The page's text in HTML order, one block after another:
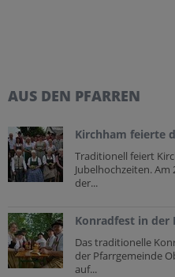
AUS DEN PFARREN
Kirchham feierte
Traditionell feiert
Jubelhochzeiten. Am
der...
Konradfest in der
Das traditionelle
der Pfarrgemeinde
auf...